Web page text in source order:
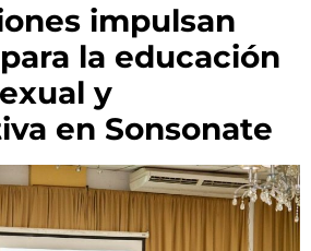
impulsan
la educación
y
en Sonsonate